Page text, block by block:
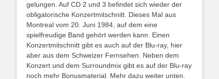
gelungen. Auf CD 2 und 3 befindet sich wieder der
obligatorische Konzertmitschnitt. Dieses Mal aus
Montreal vom 20. Juni 1984, auf dem eine
spielfreudige Band gehört werden kann. Einen
Konzertmitschnitt gibt es auch auf der Blu-ray, hier
aber aus dem Schweizer Fernsehen. Neben dem
Konzert und dem Surroundmix gibt es auf der Blu-ray
noch mehr Bonusmaterial. Mehr dazu weiter unten.